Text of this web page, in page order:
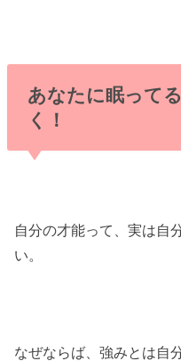
あなたに眠って
く！
自分の才能って、実は自
い。
なぜならば、強みとは自